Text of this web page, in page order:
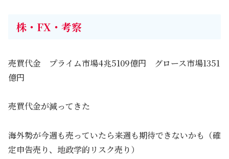
株・FX・考察
売買代金 プライム市場4兆5109億円 グロース市場1351
億円
売買代金が減ってきた
海外勢が今週も売っていたら来週も期待できないかも（確
定申告売り、地政学的リスク売り）